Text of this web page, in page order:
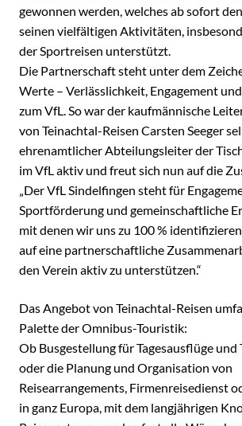
gewonnen werden, welches ab sofort
seinen vielfältigen Aktivitäten,
der Sportreisen unterstützt.
Die Partnerschaft steht unter dem
Werte – Verlässlichkeit, Engagement
zum VfL. So war der kaufmännische
von Teinachtal-Reisen Carsten Seeger
ehrenamtlicher Abteilungsleiter der
im VfL aktiv und freut sich nun auf die
„Der VfL Sindelfingen steht für
Sportförderung und gemeinschaftliche
mit denen wir uns zu 100 %
auf eine partnerschaftliche
den Verein aktiv zu unterstützen.“
Das Angebot von Teinachtal-Reisen
Palette der Omnibus-Touristik:
Ob Busgestellung für Tagesausflüge
oder die Planung und Organisation von
Reisearrangements, Firmenreisedienst
in ganz Europa, mit dem langjährigen